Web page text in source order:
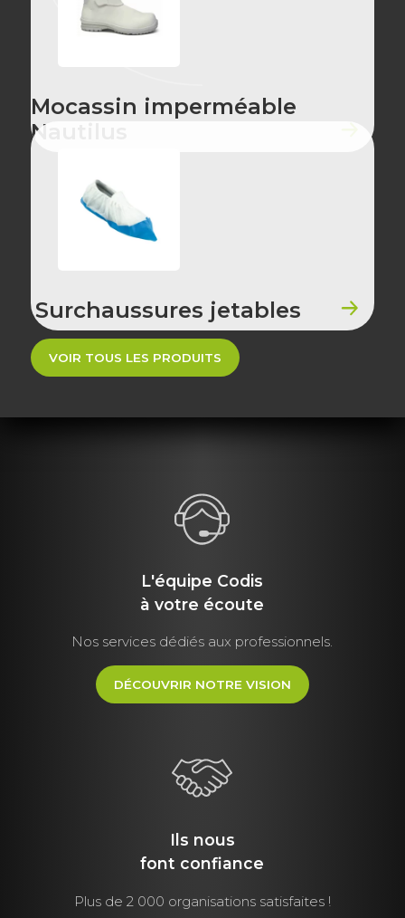
Mocassin imperméable
Nautilus
Surchaussures jetables
VOIR TOUS LES PRODUITS
L'équipe Codis
à votre écoute
Nos services dédiés aux professionnels.
DÉCOUVRIR NOTRE VISION
Ils nous
font confiance
Plus de 2 000 organisations satisfaites !